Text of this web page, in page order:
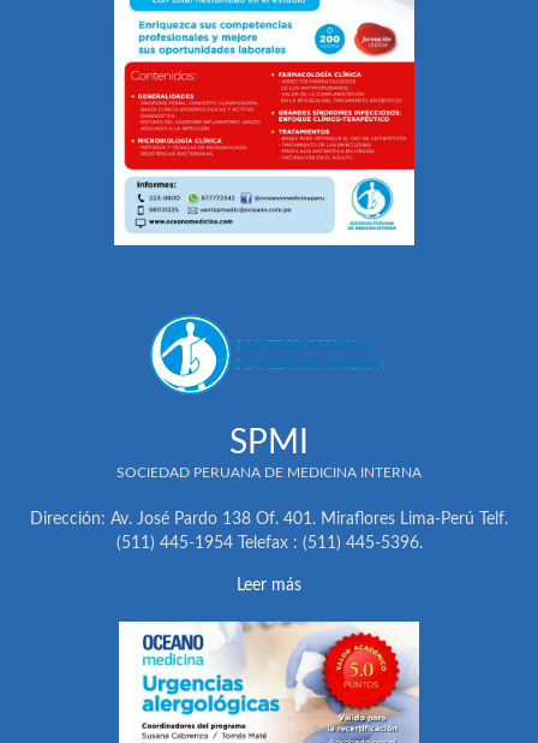
SPMI
SOCIEDAD PERUANA DE MEDICINA INTERNA
Dirección: Av. José Pardo 138 Of. 401. Miraflores Lima-Perú Telf.
(511) 445-1954 Telefax : (511) 445-5396.
Leer más